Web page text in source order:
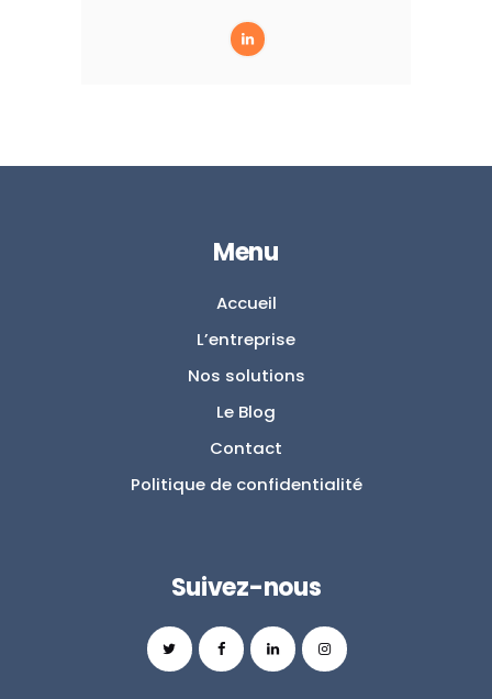
Menu
Accueil
L’entreprise
Nos solutions
Le Blog
Contact
Politique de confidentialité
Suivez-nous